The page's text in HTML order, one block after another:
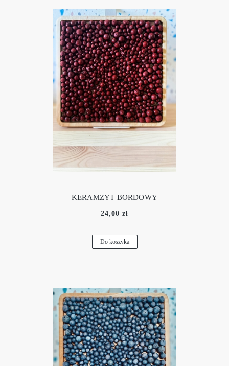
KERAMZYT BORDOWY
24,00 zł
Do koszyka